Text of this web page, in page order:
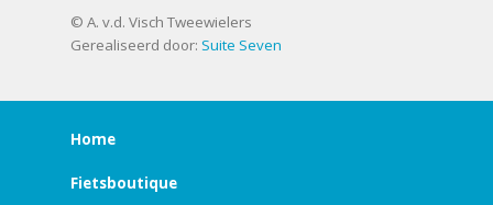
© A. v.d. Visch Tweewielers
Gerealiseerd door: Suite Seven
Home
Fietsboutique